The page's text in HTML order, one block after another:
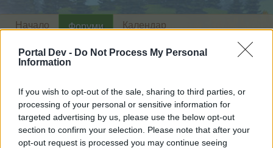
Portal Dev - Do Not Process My Personal
Information
If you wish to opt-out of the sale, sharing to third parties, or
processing of your personal or sensitive information for
targeted advertising by us, please use the below opt-out
section to confirm your selection. Please note that after your
opt-out request is processed you may continue seeing
Членове, харесали съобщение #26
Скъпи форум потребители,
Начало Форуми
Скорошни публикации
Календар